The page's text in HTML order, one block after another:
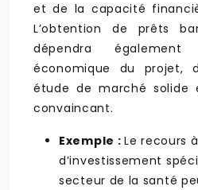
et de la capacité
L’obtention de prêts
dépendra
économique du projet,
étude de marché solide
convaincant.
Exemple : Le recours
d’investissement
secteur de la santé